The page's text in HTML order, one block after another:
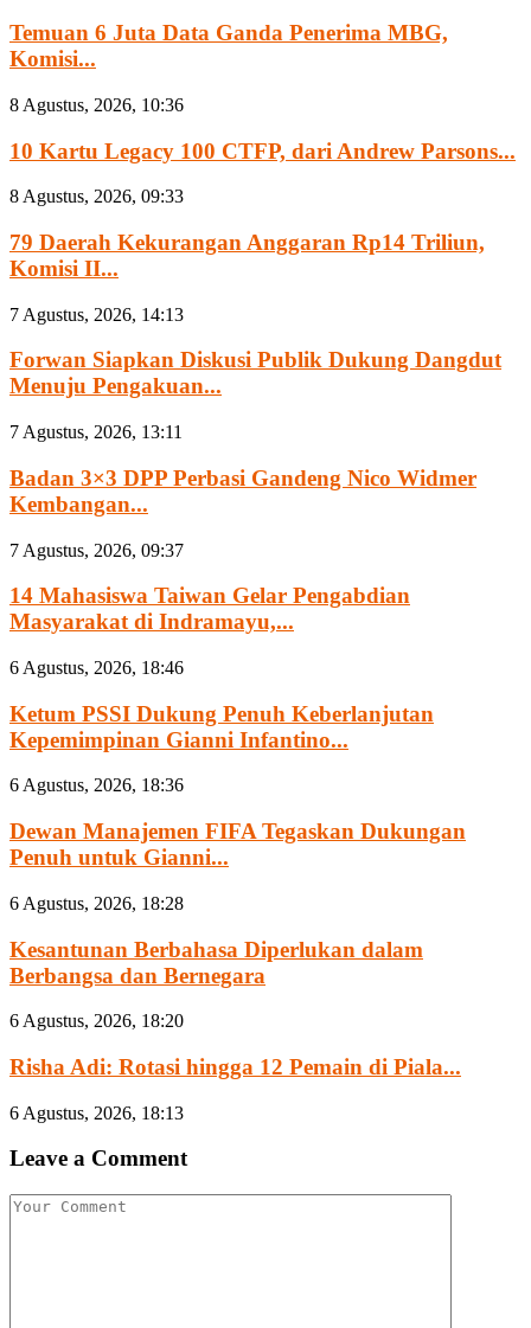
Temuan 6 Juta Data Ganda Penerima MBG,
Komisi...
8 Agustus, 2026, 10:36
10 Kartu Legacy 100 CTFP, dari Andrew Parsons...
8 Agustus, 2026, 09:33
79 Daerah Kekurangan Anggaran Rp14 Triliun,
Komisi II...
7 Agustus, 2026, 14:13
Forwan Siapkan Diskusi Publik Dukung Dangdut
Menuju Pengakuan...
7 Agustus, 2026, 13:11
Badan 3×3 DPP Perbasi Gandeng Nico Widmer
Kembangan...
7 Agustus, 2026, 09:37
14 Mahasiswa Taiwan Gelar Pengabdian
Masyarakat di Indramayu,...
6 Agustus, 2026, 18:46
Ketum PSSI Dukung Penuh Keberlanjutan
Kepemimpinan Gianni Infantino...
6 Agustus, 2026, 18:36
Dewan Manajemen FIFA Tegaskan Dukungan
Penuh untuk Gianni...
6 Agustus, 2026, 18:28
Kesantunan Berbahasa Diperlukan dalam
Berbangsa dan Bernegara
6 Agustus, 2026, 18:20
Risha Adi: Rotasi hingga 12 Pemain di Piala...
6 Agustus, 2026, 18:13
Leave a Comment